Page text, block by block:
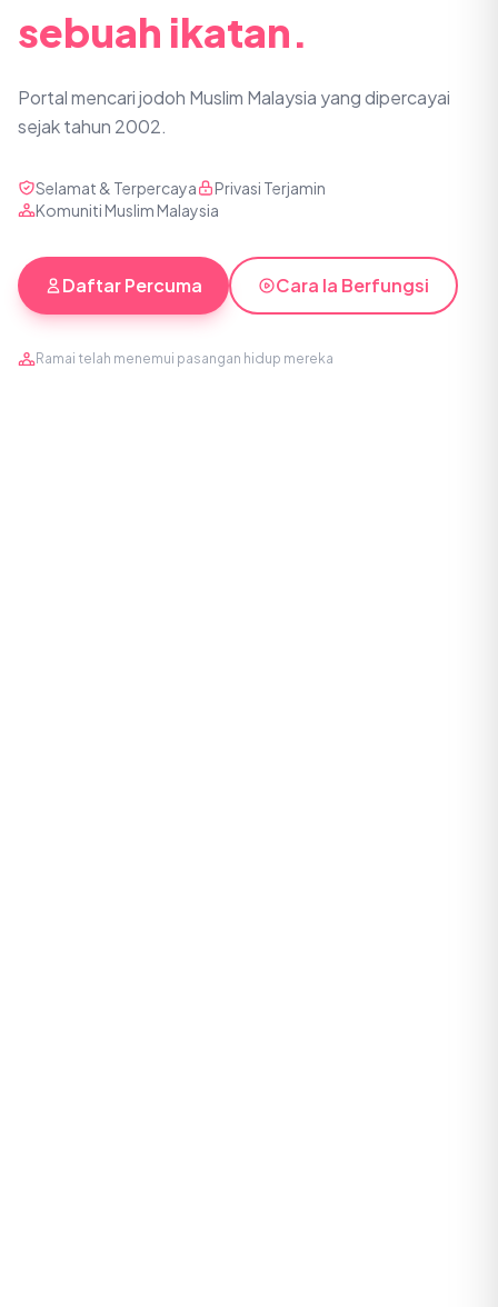
sebuah ikatan.
Portal mencari jodoh Muslim Malaysia yang dipercayai
sejak tahun 2002.
Selamat & Terpercaya
Privasi Terjamin
Komuniti Muslim Malaysia
Daftar Percuma Cara Ia Berfungsi
Ramai telah menemui pasangan hidup mereka